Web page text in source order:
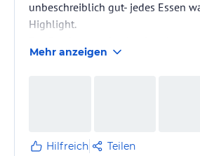
unbeschreiblich gut- jedes Essen
Highlight.
aufmerksam und man fühlte sich
Die Anlage ist wunderschön in die
sehr gepflegt und bietet einfach
Ich hatte eine fantastische Zeit
Mehr anzeigen
Hilfreich Teilen